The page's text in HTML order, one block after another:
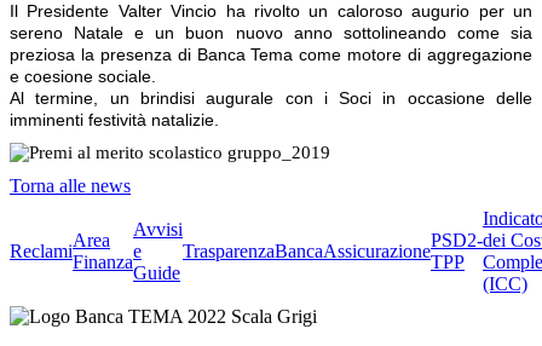
Il Presidente Valter Vincio ha rivolto un caloroso augurio per un
sereno Natale e un buon nuovo anno sottolineando come sia
preziosa la presenza di Banca Tema come motore di aggregazione
e coesione sociale.
Al termine, un brindisi augurale con i Soci in occasione delle
imminenti festività natalizie.
Torna alle news
Reclami
Area
Finanza
Avvisi
e
Guide
TrasparenzaBancaAssicurazione
PSD2-
TPP
dei
(ICC)